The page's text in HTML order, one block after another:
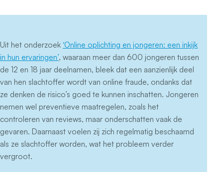
Uit het onderzoek ‘Online oplichting en jongeren: een inkijk
in hun ervaringen’, waaraan meer dan 600 jongeren tussen
de 12 en 18 jaar deelnamen, bleek dat een aanzienlijk deel
van hen slachtoffer wordt van online fraude, ondanks dat
ze denken de risico’s goed te kunnen inschatten. Jongeren
nemen wel preventieve maatregelen, zoals het
controleren van reviews, maar onderschatten vaak de
gevaren. Daarnaast voelen zij zich regelmatig beschaamd
als ze slachtoffer worden, wat het probleem verder
vergroot.